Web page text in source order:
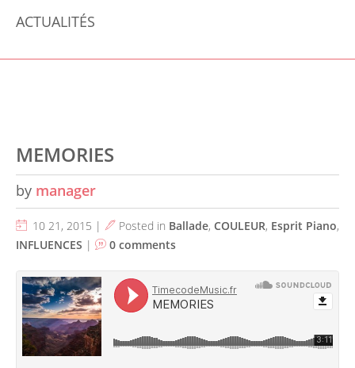
ACTUALITÉS
MEMORIES
by manager
10 21, 2015 | Posted in Ballade, COULEUR, Esprit Piano,
INFLUENCES | 0 comments